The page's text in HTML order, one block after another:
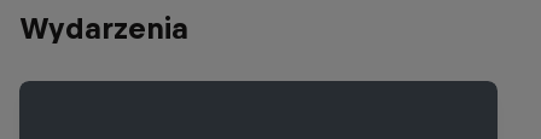
Wydarzenia